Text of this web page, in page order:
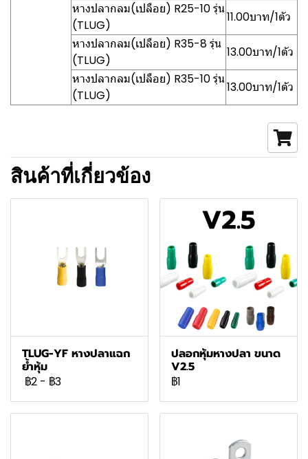
หางปลากลม(เปลือย) R25-10 รุ่น
(TLUG)
11.00บาท/1ตัว
หางปลากลม(เปลือย) R35-8 รุ่น
(TLUG)
13.00บาท/1ตัว
หางปลากลม(เปลือย) R35-10 รุ่น
(TLUG)
13.00บาท/1ตัว
สินค้าที่เกี่ยวข้อง
TLUG-YF หางปลาแฉก
ย้ำหุ้ม
฿2 - ฿3
ปลอกหุ้มหางปลา ขนาด
V2.5
฿1